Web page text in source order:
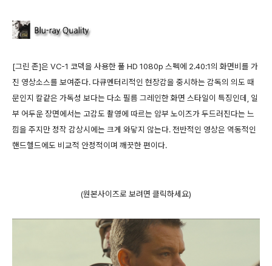
[그린 존]은 VC-1 코덱을 사용한 풀 HD 1080p 스펙에 2.40:1의 화면비를 가
진 영상소스를 보여준다. 다큐멘터리적인 현장감을 중시하는 감독의 의도 때
문인지 칼같은 가독성 보다는 다소 필름 그레인한 화면 스타일이 특징인데, 일
부 어두운 장면에서는 고감도 촬영에 따르는 암부 노이즈가 두드러진다는 느
낌을 주지만 정작 감상시에는 크게 와닿지 않는다. 전반적인 영상은 역동적인
핸드헬드에도 비교적 안정적이며 깨끗한 편이다.
(원본사이즈로 보려면 클릭하세요)